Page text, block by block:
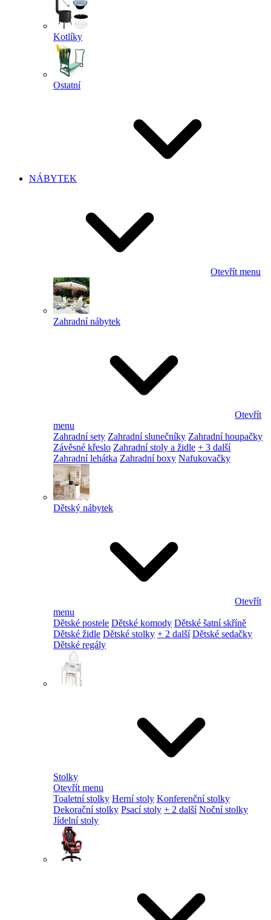
Kotlíky
Ostatní
NÁBYTEK
Otevřít menu
Zahradní nábytek
Otevřít
menu
Zahradní sety Zahradní slunečníky Zahradní houpačky
Závěsné křeslo Zahradní stoly a židle + 3 další
Zahradní lehátka Zahradní boxy Nafukovačky
Dětský nábytek
Otevřít
menu
Dětské postele Dětské komody Dětské šatní skříně
Dětské židle Dětské stolky + 2 další Dětské sedačky
Dětské regály
Stolky
Otevřít menu
Toaletní stolky Herní stoly Konferenční stolky
Dekorační stolky Psací stoly + 2 další Noční stolky
Jídelní stoly